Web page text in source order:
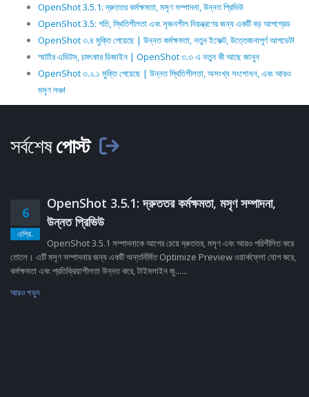
OpenShot 3.5.1: দ্রুততর কর্মক্ষমতা, মসৃণ সম্পাদনা, উন্নত প্রিভিউ
OpenShot 3.5: গতি, স্থিতিশীলতা এবং সৃজনশীল নিয়ন্ত্রণের জন্য একটি বড় আপগ্রেড
OpenShot ৩.৪ মুক্তি পেয়েছে | উন্নত কর্মক্ষমতা, নতুন ইফেক্ট, উত্তেজনাপূর্ণ আপডেট!
স্মার্টার এডিটস, চমৎকার ডিজাইন | OpenShot ৩.৩ এ নতুন কী আছে জানুন
OpenShot ৩.২.১ মুক্তি পেয়েছে | উন্নত স্থিতিশীলতা, অসংখ্য সংশোধন, এবং আরও
মসৃণ লঞ্চ!
সর্বশেষপোস্ট
6
এপ্রি.
OpenShot 3.5.1: দ্রুততর কর্মক্ষমতা, মসৃণ সম্পাদনা,
উন্নত প্রিভিউ
OpenShot 3.5.1 সম্পাদনাকে আগের চেয়ে দ্রুততর, মসৃণ এবং আরও পরিশীলিত করে
তোলে। এটি মসৃণ সম্পাদনার জন্য একটি অন্তর্নির্মিত Optimize Preview ওয়ার্কফ্লো যোগ করে,
কর্মক্ষমতা এবং প্রতিক্রিয়াশীলতা উন্নত করে, টাইমলাইন জু......
আরও পড়ুন